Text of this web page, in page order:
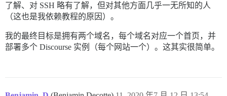
了解、对 SSH 略有了解，但对其他方面几乎一无所知的人
（这也是我依赖教程的原因）。
我的最终目标是拥有两个域名，每个域名对应一个首页，并
部署多个 Discourse 实例（每个网站一个）。这其实很简单。